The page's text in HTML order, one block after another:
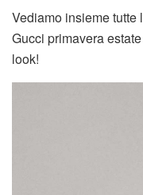
Vediamo insieme
Gucci primavera
look!